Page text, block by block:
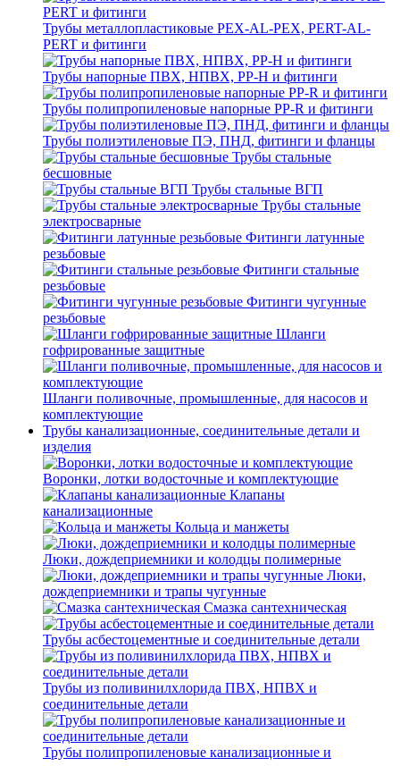
Трубы металлопластиковые PEX-AL-PEX, PERT-AL-
PERT и фитинги
Трубы напорные ПВХ, НПВХ, PP-H и фитинги
Трубы полипропиленовые напорные PP-R и фитинги
Трубы полиэтиленовые ПЭ, ПНД, фитинги и фланцы
Трубы стальные
бесшовные
Трубы стальные ВГП
Трубы стальные
электросварные
Фитинги латунные
резьбовые
Фитинги стальные
резьбовые
Фитинги чугунные
резьбовые
Шланги
гофрированные защитные
Шланги поливочные, промышленные, для насосов и
комплектующие
Трубы канализационные, соединительные детали и
изделия
Воронки, лотки водосточные и комплектующие
Клапаны
канализационные
Кольца и манжеты
Люки, дождеприемники и колодцы полимерные
Люки,
дождеприемники и трапы чугунные
Смазка сантехническая
Трубы асбестоцементные и соединительные детали
Трубы из поливинилхлорида ПВХ, НПВХ и
соединительные детали
Трубы полипропиленовые канализационные и